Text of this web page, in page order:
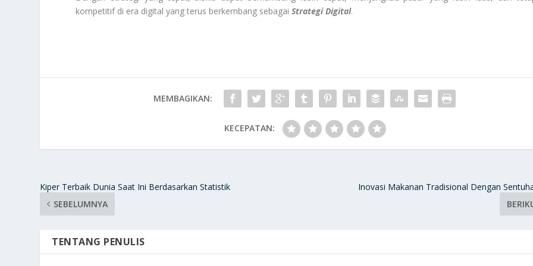
kompetitif di era digital yang terus berkembang sebagaiStrategi Digital.
MEMBAGIKAN:
KECEPATAN:
Kiper Terbaik Dunia Saat Ini Berdasarkan Statistik
SEBELUMNYA
Inovasi Makanan Tradisional Dengan
TENTANG PENULIS